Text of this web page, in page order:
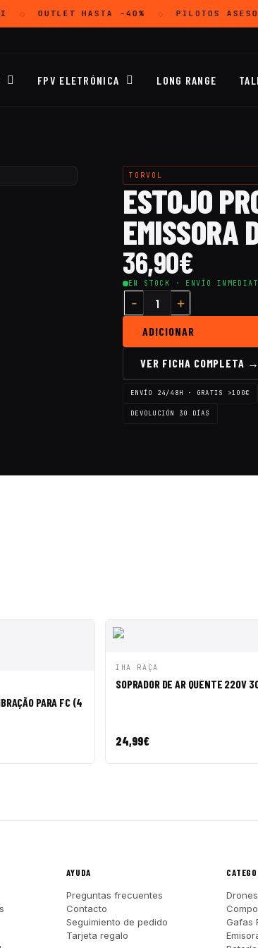
OUTLET HASTA -40% PILOTOS
FPV ELETRÓNICA LONG RANGE
TORVOL
ESTOJO
EMISSORA
36,90€
EN STOCK · ENVÍO
ADICIONAR
VER FICHA COMPLETA →
ENVÍO 24/48H · GRATIS >100€
DEVOLUCIÓN 30 DÍAS
PARA FC (4
VISTA RÁPIDA
IHA RAÇA
SOPRADOR DE AR QUENTE 220V
24,99€
AYUDA
Preguntas frecuentes
Contacto
Seguimiento de pedido
Tarjeta regalo
Gafas